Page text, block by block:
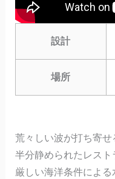
設計
場所
荒々しい波が打ち寄
半分静められたレスト
厳しい海洋条件によ